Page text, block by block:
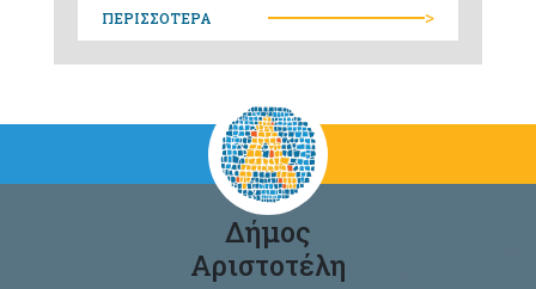
ΠΕΡΙΣΣΟΤΕΡΑ >
Δήμος
Αριστοτέλη